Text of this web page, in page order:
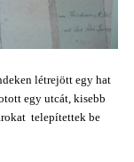
létrejött egy hat
egy utcát, kisebb
telepítettek be